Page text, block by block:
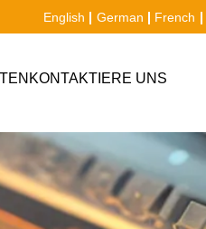
English German French
KONTAKTIERE UNS